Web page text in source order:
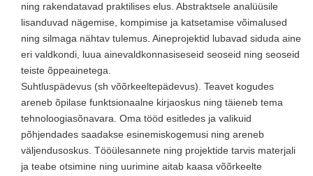
ning rakendatavad praktilises elus. Abstraktsele analüüsile
lisanduvad nägemise, kompimise ja katsetamise võimalused
ning silmaga nähtav tulemus. Aineprojektid lubavad siduda aine
eri valdkondi, luua ainevaldkonnasiseseid seoseid ning seoseid
teiste õppeainetega.
Suhtluspädevus (sh võõrkeeltepädevus). Teavet kogudes
areneb õpilase funktsionaalne kirjaoskus ning täieneb tema
tehnoloogiasõnavara. Oma tööd esitledes ja valikuid
põhjendades saadakse esinemiskogemusi ning areneb
väljendusoskus. Tööülesannete ning projektide tarvis materjali
ja teabe otsimine ning uurimine aitab kaasa võõrkeelte